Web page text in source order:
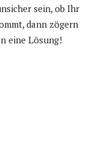
sein, ob Ihr
dann zögern
eine Lösung!